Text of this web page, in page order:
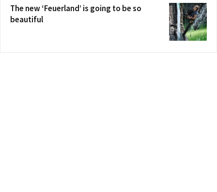
The new ‘Feuerland’ is going to be so
beautiful